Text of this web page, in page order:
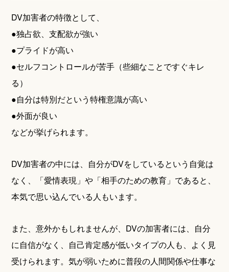
DV加害者の特徴として、
●独占欲、支配欲が強い
●プライドが高い
●セルフコントロールが苦手（些細なことですぐキレ
る）
●自分は特別だという特権意識が高い
●外面が良い
などが挙げられます。
DV加害者の中には、自分がDVをしているという自覚は
なく、「愛情表現」や「相手のための教育」であると、
本気で思い込んでいる人もいます。
また、意外かもしれませんが、DVの加害者には、自分
に自信がなく、自己肯定感が低いタイプの人も、よく見
受けられます。気が弱いために普段の人間関係や仕事な